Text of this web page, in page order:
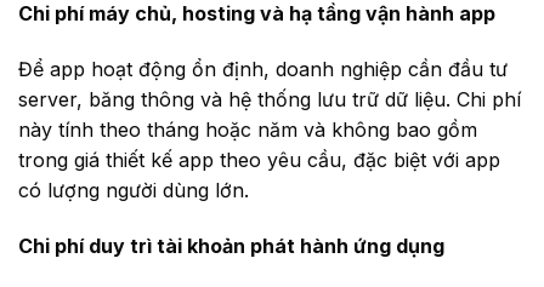
Chi phí máy chủ, hosting và hạ tầng vận hành app
Để app hoạt động ổn định, doanh nghiệp cần đầu tư
server, băng thông và hệ thống lưu trữ dữ liệu. Chi phí
này tính theo tháng hoặc năm và không bao gồm
trong giá thiết kế app theo yêu cầu, đặc biệt với app
có lượng người dùng lớn.
Chi phí duy trì tài khoản phát hành ứng dụng